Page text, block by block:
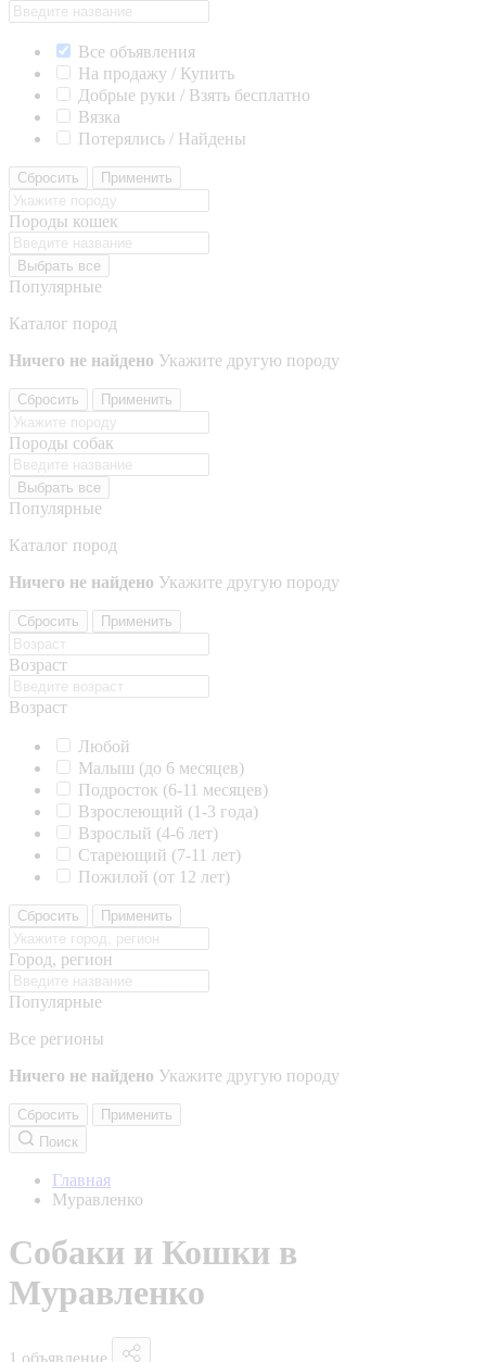
Все объявления
На продажу / Купить
Добрые руки / Взять бесплатно
Вязка
Потерялись / Найдены
Сбросить Применить
Породы кошек
Выбрать все
Популярные
Каталог пород
Ничего не найдено Укажите другую породу
Сбросить Применить
Породы собак
Выбрать все
Популярные
Каталог пород
Ничего не найдено Укажите другую породу
Сбросить Применить
Возраст
Возраст
Любой
Малыш (до 6 месяцев)
Подросток (6-11 месяцев)
Взрослеющий (1-3 года)
Взрослый (4-6 лет)
Стареющий (7-11 лет)
Пожилой (от 12 лет)
Сбросить Применить
Город, регион
Популярные
Все регионы
Ничего не найдено Укажите другую породу
Сбросить
Применить
Поиск
Главная
Муравленко
Собаки и Кошки в
Муравленко
1 объявление